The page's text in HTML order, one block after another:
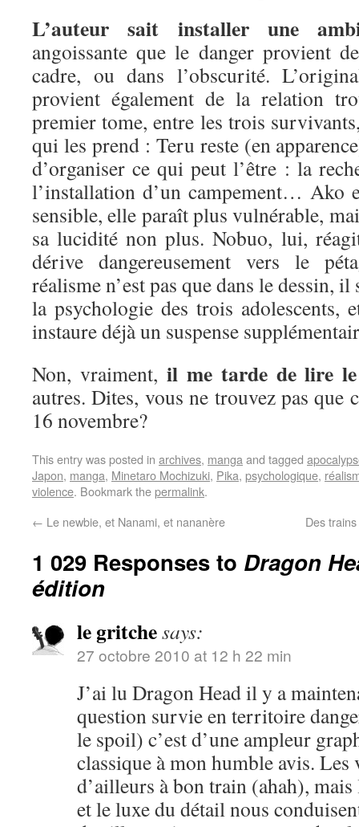
L’auteur sait installer une
angoissante que le danger provient
cadre, ou dans l’obscurité.
provient également de la relation
premier tome, entre les trois
qui les prend : Teru reste (en
d’organiser ce qui peut l’être : la
l’installation d’un campement… Ako
sensible, elle paraît plus vulnérable,
sa lucidité non plus. Nobuo, lui,
dérive dangereusement vers le
réalisme n’est pas que dans le dessin, il
la psychologie des trois adolescents,
instaure déjà un suspense
Non, vraiment, il me tarde de lire le
autres. Dites, vous ne trouvez pas que
16 novembre?
This entry was posted in archives, manga and tagged
Japon, manga, Minetaro Mochizuki, Pika, psychologique,
violence. Bookmark thepermalink.
← Le newbie, et Nanami, et nananère Des
1 029 Responses to Dragon
édition
le gritchesays:
27 octobre 2010 at 12 h 22 min
J’ai lu Dragon Head il y a
question survie en territoire
le spoil) c’est d’une ampleur
classique à mon humble avis. Les
d’ailleurs à bon train (ahah),
et le luxe du détail nous